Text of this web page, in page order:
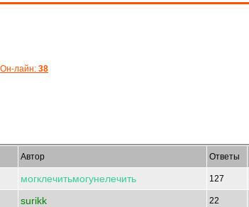
Он-лайн: 38
Автор Ответы
могклечитьмогунелечить 127
surikk 22